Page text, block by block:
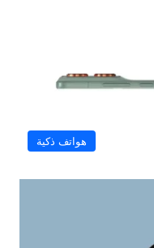
هواتف ذكية